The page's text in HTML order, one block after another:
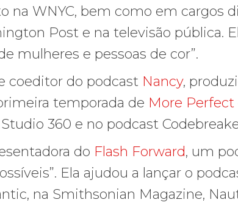
na WNYC, bem como em cargos
Post e na televisão pública.
mulheres e pessoas de cor”.
coeditor do podcast Nancy,
temporada de More Perfect
360 e no podcast
do Flash Forward, um
Ela ajudou a lançar o
na Smithsonian Magazine,